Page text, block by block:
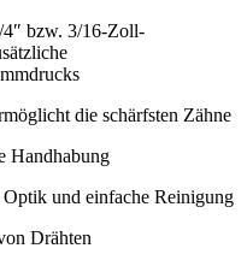
4″ bzw. 3/16-Zoll-
die schärfsten Zähne
Handhabung
und einfache Reinigung
Drähten